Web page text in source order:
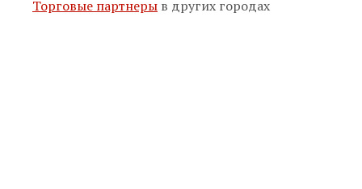
Торговые партнеры в других городах